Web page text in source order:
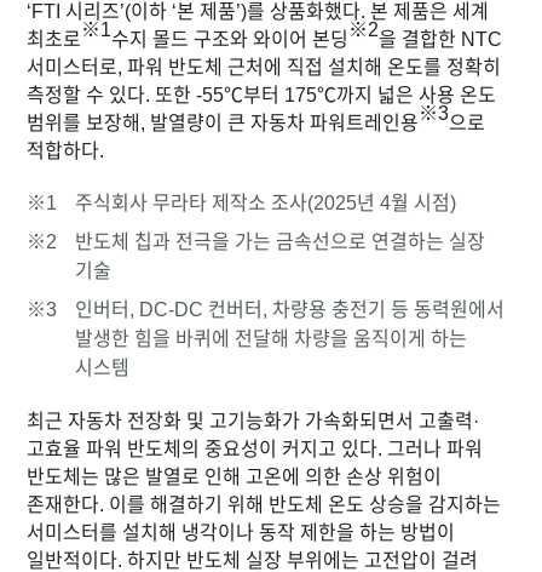
‘FTI 시리즈’(이하 ‘본 제품’)를 상품화했다. 본 제품은 세계
최초로※1수지 몰드 구조와 와이어 본딩 ※2을 결합한 NTC
서미스터로, 파워 반도체 근처에 직접 설치해 온도를 정확히
측정할 수 있다. 또한 -55℃부터 175℃까지 넓은 사용 온도
범위를 보장해, 발열량이 큰 자동차 파워트레인용※3으로
적합하다.
※1
주식회사 무라타 제작소 조사(2025년 4월 시점)
※2
반도체 칩과 전극을 가는 금속선으로 연결하는 실장
기술
※3
인버터, DC-DC 컨버터, 차량용 충전기 등 동력원에서
발생한 힘을 바퀴에 전달해 차량을 움직이게 하는
시스템
최근 자동차 전장화 및 고기능화가 가속화되면서 고출력·
고효율 파워 반도체의 중요성이 커지고 있다. 그러나 파워
반도체는 많은 발열로 인해 고온에 의한 손상 위험이
존재한다. 이를 해결하기 위해 반도체 온도 상승을 감지하는
서미스터를 설치해 냉각이나 동작 제한을 하는 방법이
일반적이다. 하지만 반도체 실장 부위에는 고전압이 걸려